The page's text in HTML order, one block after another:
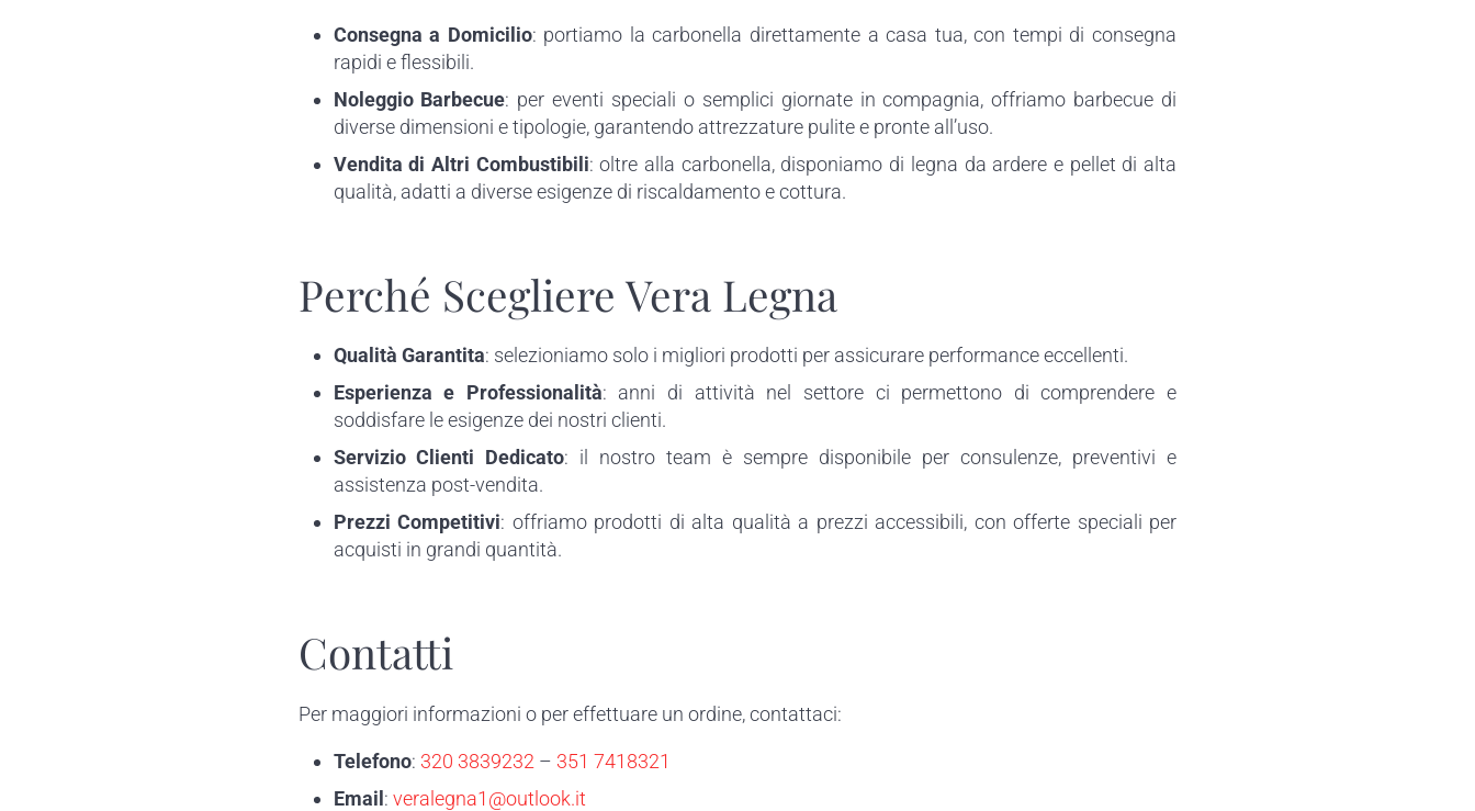
Consegna a Domicilio: portiamo la carbonella direttamente a casa tua, con tempi di consegna
rapidi e flessibili.
Noleggio Barbecue: per eventi speciali o semplici giornate in compagnia, offriamo barbecue di
diverse dimensioni e tipologie, garantendo attrezzature pulite e pronte all’uso.
Vendita di Altri Combustibili: oltre alla carbonella, disponiamo di legna da ardere e pellet di alta
qualità, adatti a diverse esigenze di riscaldamento e cottura.
Perché Scegliere Vera Legna
Qualità Garantita: selezioniamo solo i migliori prodotti per assicurare performance eccellenti.
Esperienza e Professionalità: anni di attività nel settore ci permettono di comprendere e
soddisfare le esigenze dei nostri clienti.
Servizio Clienti Dedicato: il nostro team è sempre disponibile per consulenze, preventivi e
assistenza post-vendita.
Prezzi Competitivi: offriamo prodotti di alta qualità a prezzi accessibili, con offerte speciali per
acquisti in grandi quantità.
Contatti
Per maggiori informazioni o per effettuare un ordine, contattaci:
Telefono: 320 3839232 – 351 7418321
Email : veralegna1@outlook.it